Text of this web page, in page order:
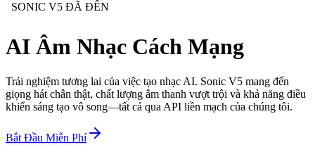
SONIC V5 ĐÃ ĐẾN
AI Âm Nhạc Cách Mạng
Trải nghiệm tương lai của việc tạo nhạc AI. Sonic V5 mang đến
giọng hát chân thật, chất lượng âm thanh vượt trội và khả năng điều
khiển sáng tạo vô song—tất cả qua API liền mạch của chúng tôi.
Bắt Đầu Miễn Phí